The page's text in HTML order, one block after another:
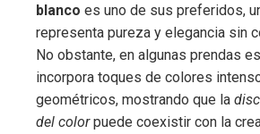
blanco es uno de sus preferidos,
representa pureza y elegancia sin
No obstante, en algunas prendas
incorpora toques de colores
geométricos, mostrando que la
del colorpuede coexistir con la